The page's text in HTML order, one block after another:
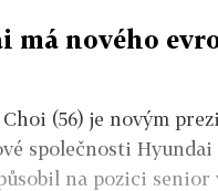
má nového
(56) je novým
společnosti
na pozici senior